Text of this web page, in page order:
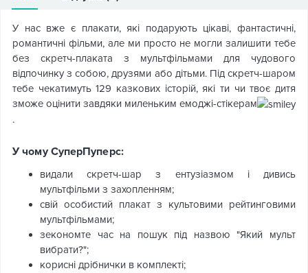
У нас вже є плакати, які подарують цікаві, фантастичні,
романтичні фільми, але ми просто не могли залишити тебе
без скретч-плаката з мультфільмами для чудового
відпочинку з собою, друзями або дітьми. Під скретч-шаром
тебе чекатимуть 129 казкових історій, які ти чи твоє дитя
зможе оцінити завдяки миленьким емоджі-стікерам
.
У чому СуперПуперс:
видали скретч-шар з ентузіазмом і дивись
мультфільми з захопленням;
свій особистий плакат з культовими рейтинговими
мультфільмами;
зекономте час на пошук під назвою "Який мульт
вибрати?";
корисні дрібнички в комплекті;